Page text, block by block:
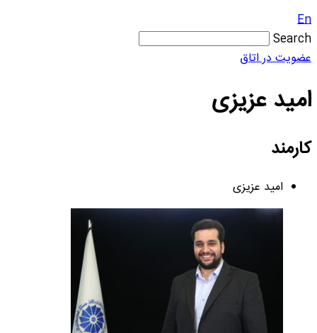
En
Search
عضویت در اتاق
امید عزیزی
کارمند
امید عزیزی